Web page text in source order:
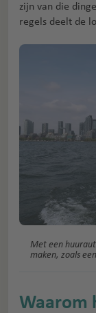
zijn van die
regels deelt de
Met een
maken, zoals
Waarom